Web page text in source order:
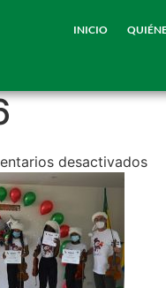
INICIO
desactivados